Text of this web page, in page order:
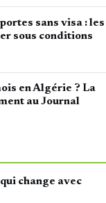
sans visa : les
sous conditions
en Algérie ? La
au Journal
change avec